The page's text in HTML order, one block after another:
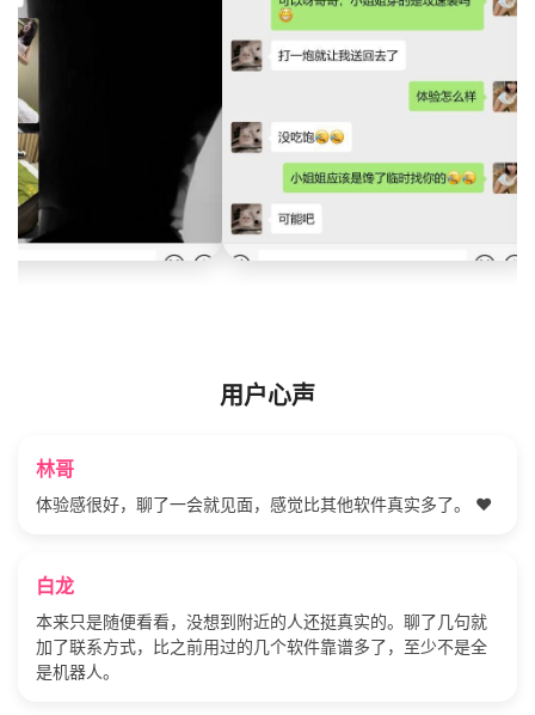
用户心声
林哥
体验感很好，聊了一会就见面，感觉比其他软件真实多了。 ❤️
白龙
本来只是随便看看，没想到附近的人还挺真实的。聊了几句就
加了联系方式，比之前用过的几个软件靠谱多了，至少不是全
是机器人。